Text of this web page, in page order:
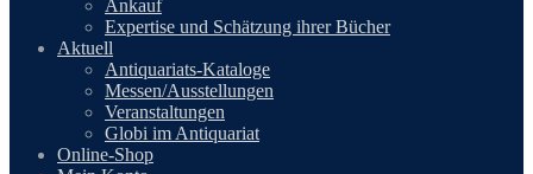
Ankauf
Expertise und Schätzung ihrer Bücher
Aktuell
Antiquariats-Kataloge
Messen/Ausstellungen
Veranstaltungen
Globi im Antiquariat
Online-Shop